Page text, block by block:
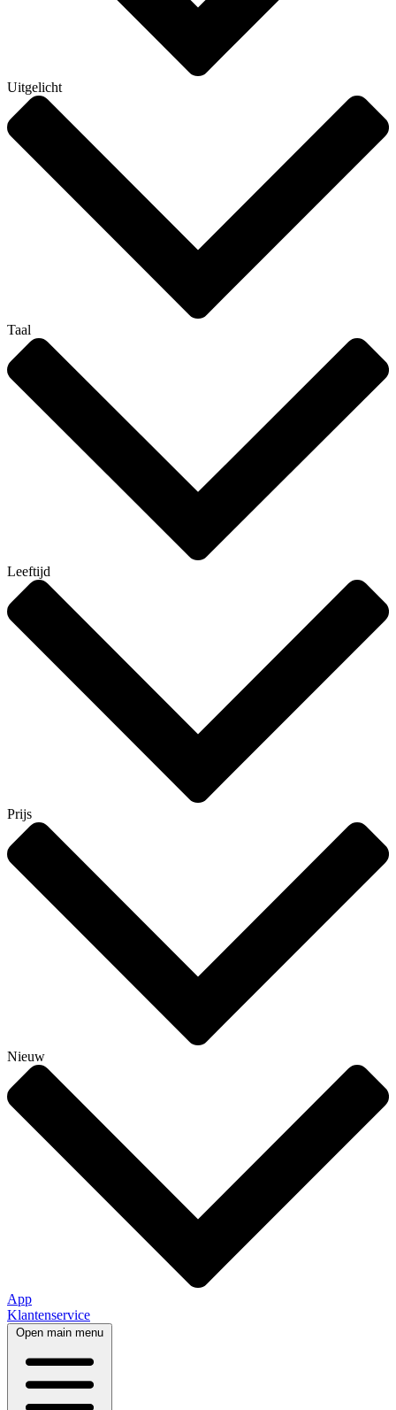
Uitgelicht
Taal
Leeftijd
Prijs
Nieuw
App
Klantenservice
Open main menu